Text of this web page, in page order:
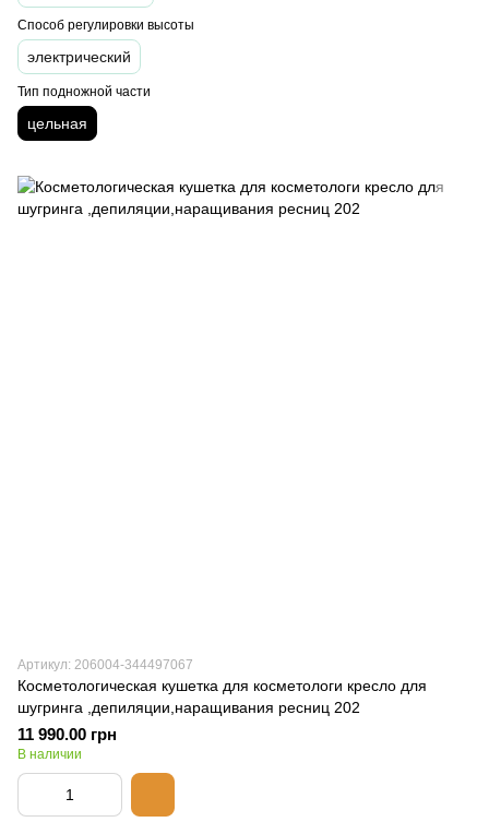
Способ регулировки высоты
электрический
Тип подножной части
цельная
Артикул: 206004-344497067
Косметологическая кушетка для косметологи кресло для
шугринга ,депиляции,наращивания ресниц 202
11 990.00 грн
В наличии